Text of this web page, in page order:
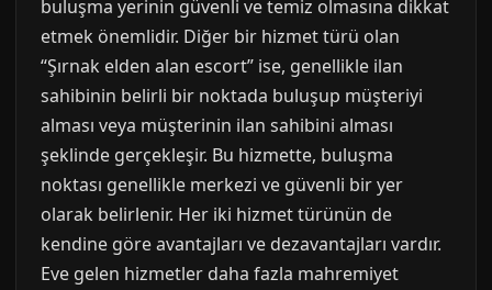
buluşma yerinin güvenli ve temiz olmasına dikkat
etmek önemlidir. Diğer bir hizmet türü olan
“Şırnak elden alan escort” ise, genellikle ilan
sahibinin belirli bir noktada buluşup müşteriyi
alması veya müşterinin ilan sahibini alması
şeklinde gerçekleşir. Bu hizmette, buluşma
noktası genellikle merkezi ve güvenli bir yer
olarak belirlenir. Her iki hizmet türünün de
kendine göre avantajları ve dezavantajları vardır.
Eve gelen hizmetler daha fazla mahremiyet